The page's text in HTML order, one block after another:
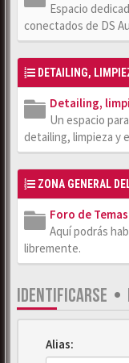
Espacio
conectados de DS
DETAILING,
Detailing,
Un espacio
detailing, limpieza y
ZONA GENERAL
Foro de
Aquí podrás
libremente.
IDENTIFICARSE •
Alias: